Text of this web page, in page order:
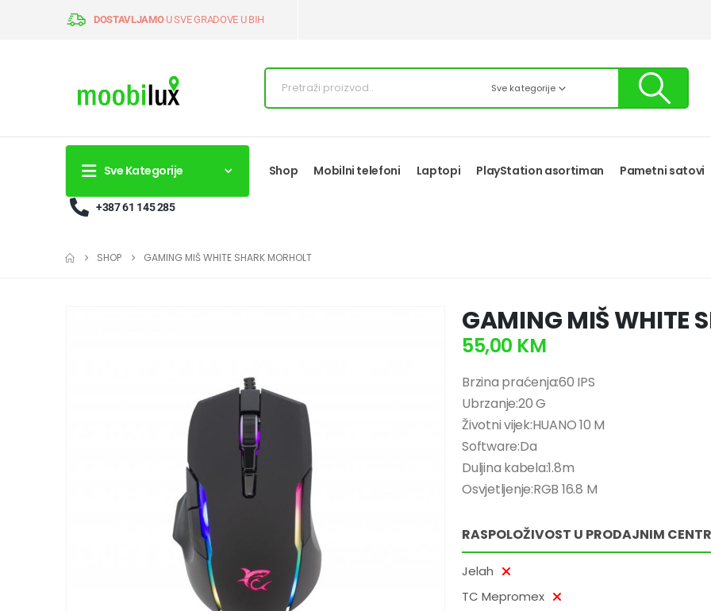
DOSTAVLJAMOU SVE GRADOVE U BIH
Sve kategorije
Sve Kategorije Shop Mobilni telefoni Laptopi PlayStation asortiman Pametni satovi
+387 61 145 285
SHOP GAMING MIŠ WHITE SHARK MORHOLT
GAMING MIŠ WHITE
55,00 KM
Brzina praćenja:60 IPS
Ubrzanje:20 G
Životni vijek:HUANO 10 M
Software:Da
Duljina kabela:1.8m
Osvjetljenje:RGB 16.8 M
RASPOLOŽIVOST U PRODAJNIM
Jelah
TC Mepromex